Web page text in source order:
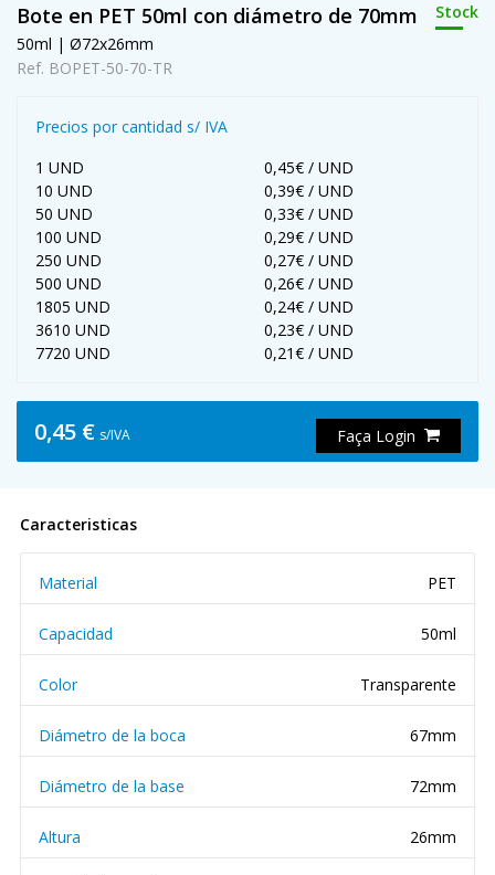
Bote en PET 50ml con diámetro de 70mm
Stock
50ml | Ø72x26mm
Ref. BOPET-50-70-TR
Precios por cantidad s/ IVA
1 UND
0,45€ / UND
10 UND
0,39€ / UND
50 UND
0,33€ / UND
100 UND
0,29€ / UND
250 UND
0,27€ / UND
500 UND
0,26€ / UND
1805 UND
0,24€ / UND
3610 UND
0,23€ / UND
7720 UND
0,21€ / UND
0,45 € s/IVA Faça Login
Caracteristicas
Material PET
Capacidad 50ml
Color Transparente
Diámetro de la boca 67mm
Diámetro de la base 72mm
Altura 26mm